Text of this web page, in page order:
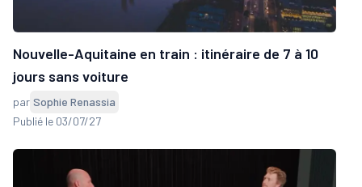
Nouvelle-Aquitaine en train : itinéraire de 7 à 10
jours sans voiture
par Sophie Renassia
Publié le 03/07/27